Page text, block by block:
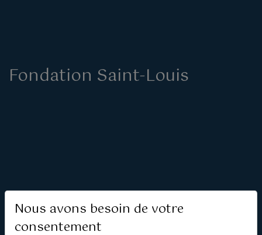
Fondation Saint-Louis
Nous avons besoin de votre
consentement